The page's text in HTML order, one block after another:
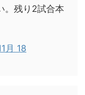
。残り2試合本
月 18